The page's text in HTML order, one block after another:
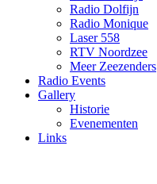
Radio Dolfijn
Radio Monique
Laser 558
RTV Noordzee
Meer Zeezenders
Radio Events
Gallery
Historie
Evenementen
Links